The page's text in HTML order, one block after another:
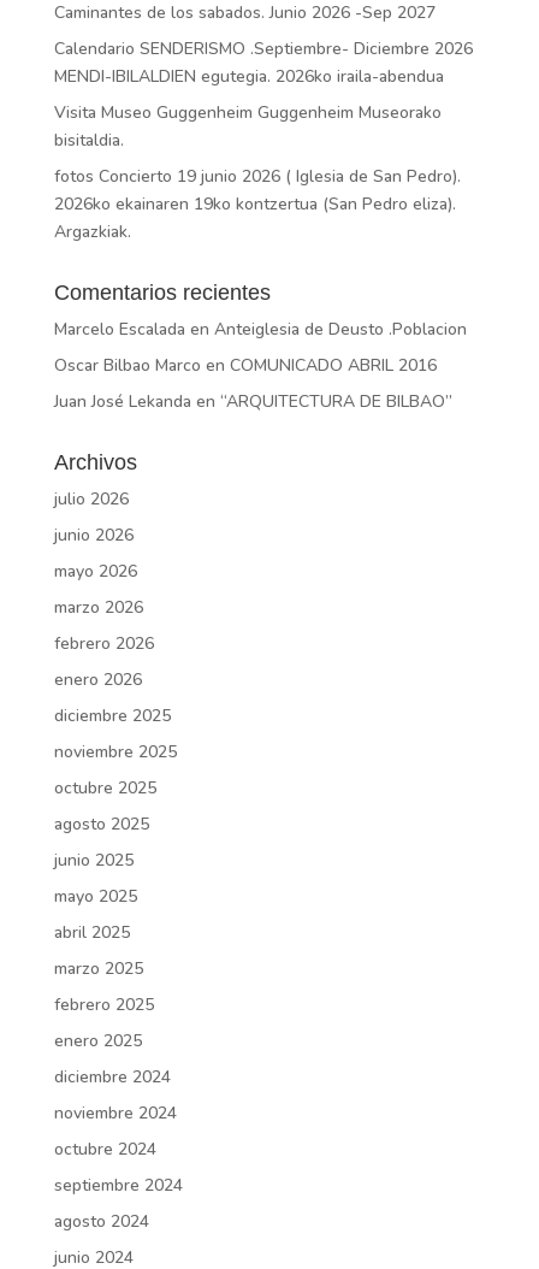
Caminantes de los sabados. Junio 2026 -Sep 2027
Calendario SENDERISMO .Septiembre- Diciembre 2026
MENDI-IBILALDIEN egutegia. 2026ko iraila-abendua
Visita Museo Guggenheim Guggenheim Museorako
bisitaldia.
fotos Concierto 19 junio 2026 ( Iglesia de San Pedro).
2026ko ekainaren 19ko kontzertua (San Pedro eliza).
Argazkiak.
Comentarios recientes
Marcelo Escalada en Anteiglesia de Deusto .Poblacion
Oscar Bilbao Marco en COMUNICADO ABRIL 2016
Juan José Lekanda en “ARQUITECTURA DE BILBAO”
Archivos
julio 2026
junio 2026
mayo 2026
marzo 2026
febrero 2026
enero 2026
diciembre 2025
noviembre 2025
octubre 2025
agosto 2025
junio 2025
mayo 2025
abril 2025
marzo 2025
febrero 2025
enero 2025
diciembre 2024
noviembre 2024
octubre 2024
septiembre 2024
agosto 2024
junio 2024